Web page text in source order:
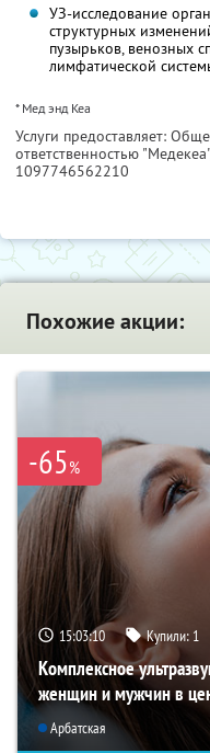
УЗ-исследование
структурных
пузырьков, венозных
лимфатической
* Мед энд Кеа
Услуги предоставляет:
ответственностью
1097746562210
Похожие акции:
-65%
15:03:09 Купили: 1
Комплексное
женщин и мужчин в
Арбатская